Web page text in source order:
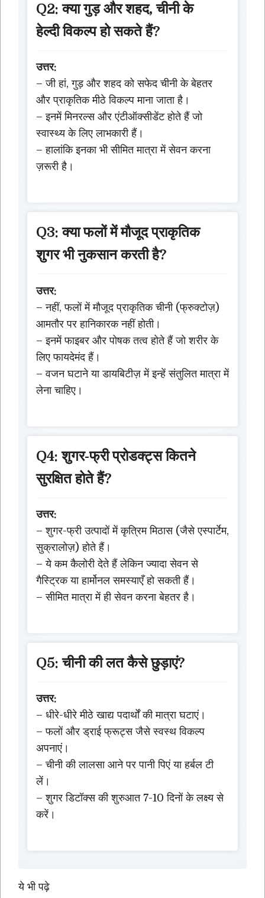
Q2: क्या गुड़ और शहद, चीनी के
हेल्दी विकल्प हो सकते हैं?
उत्तर:
– जी हां, गुड़ और शहद को सफेद चीनी के बेहतर
और प्राकृतिक मीठे विकल्प माना जाता है।
– इनमें मिनरल्स और एंटीऑक्सीडेंट होते हैं जो
स्वास्थ्य के लिए लाभकारी हैं।
– हालांकि इनका भी सीमित मात्रा में सेवन करना
ज़रूरी है।
Q3: क्या फलों में मौजूद प्राकृतिक
शुगर भी नुकसान करती है?
उत्तर:
– नहीं, फलों में मौजूद प्राकृतिक चीनी (फ्रुक्टोज़)
आमतौर पर हानिकारक नहीं होती।
– इनमें फाइबर और पोषक तत्व होते हैं जो शरीर के
लिए फायदेमंद हैं।
– वजन घटाने या डायबिटीज़ में इन्हें संतुलित मात्रा में
लेना चाहिए।
Q4: शुगर-फ्री प्रोडक्ट्स कितने
सुरक्षित होते हैं?
उत्तर:
– शुगर-फ्री उत्पादों में कृत्रिम मिठास (जैसे एस्पार्टेम,
सुक्रालोज़) होते हैं।
– ये कम कैलोरी देते हैं लेकिन ज्यादा सेवन से
गैस्ट्रिक या हार्मोनल समस्याएँ हो सकती हैं।
– सीमित मात्रा में ही सेवन करना बेहतर है।
Q5: चीनी की लत कैसे छुड़ाएं?
उत्तर:
– धीरे-धीरे मीठे खाद्य पदार्थों की मात्रा घटाएं।
– फलों और ड्राई फ्रूट्स जैसे स्वस्थ विकल्प
अपनाएं।
– चीनी की लालसा आने पर पानी पिएं या हर्बल टी
लें।
– शुगर डिटॉक्स की शुरुआत 7-10 दिनों के लक्ष्य से
करें।
ये भी पढ़े